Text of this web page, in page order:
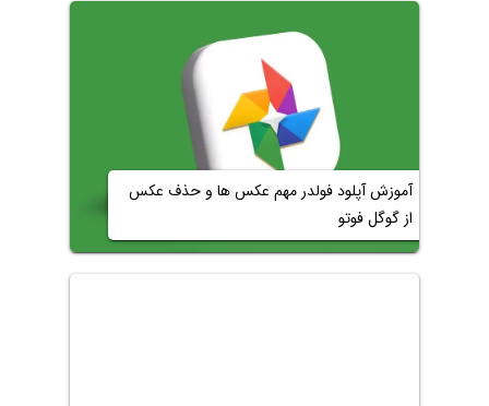
آموزش آپلود فولدر مهم عکس ها و حذف عکس
از گوگل فوتو